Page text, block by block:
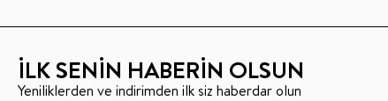
İLK SENİN HABERİN OLSUN
Yeniliklerden ve indirimden ilk siz haberdar olun